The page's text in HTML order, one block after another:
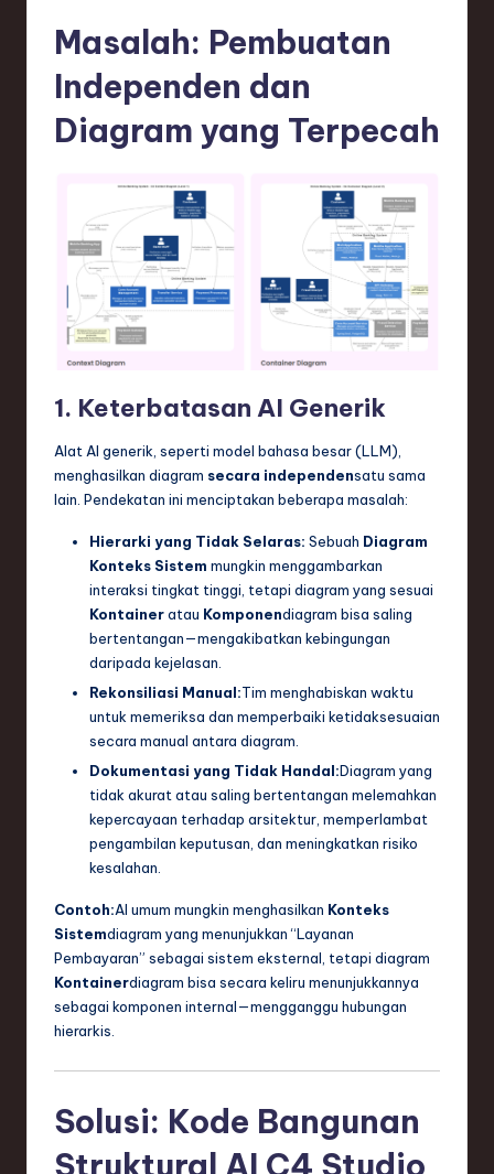
o
Masalah: Pembuatan
Independen dan
Diagram yang Terpecah
1. Keterbatasan AI Generik
Alat AI generik, seperti model bahasa besar (LLM),
menghasilkan diagram secara independensatu sama
lain. Pendekatan ini menciptakan beberapa masalah:
Hierarki yang Tidak Selaras: Sebuah Diagram
Konteks Sistem mungkin menggambarkan
interaksi tingkat tinggi, tetapi diagram yang sesuai
Kontaineratau Komponendiagram bisa saling
bertentangan—mengakibatkan kebingungan
daripada kejelasan.
Rekonsiliasi Manual:Tim menghabiskan waktu
untuk memeriksa dan memperbaiki ketidaksesuaian
secara manual antara diagram.
Dokumentasi yang Tidak Handal:Diagram yang
tidak akurat atau saling bertentangan melemahkan
kepercayaan terhadap arsitektur, memperlambat
pengambilan keputusan, dan meningkatkan risiko
kesalahan.
Contoh:AI umum mungkin menghasilkan Konteks
Sistemdiagram yang menunjukkan “Layanan
Pembayaran” sebagai sistem eksternal, tetapi diagram
Kontainerdiagram bisa secara keliru menunjukkannya
sebagai komponen internal—mengganggu hubungan
hierarkis.
Solusi: Kode Bangunan
Struktural AI C4 Studio